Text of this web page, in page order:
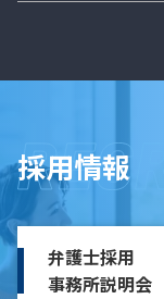
採用情報
弁護士採用
事務所説明会